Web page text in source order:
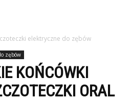
elektryczne do zębów
zębów
KOŃCÓWKI
ORAL